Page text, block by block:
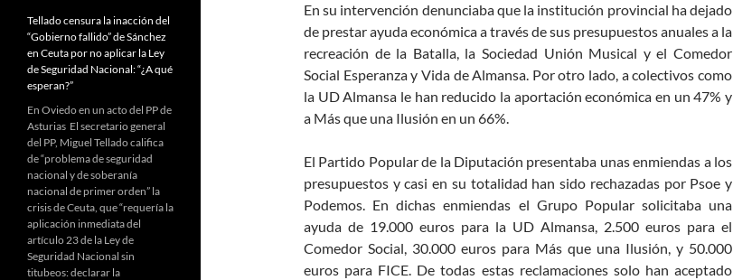
En su intervención denunciaba que la institución provincial ha dejado
de prestar ayuda económica a través de sus presupuestos anuales a la
recreación de la Batalla, la Sociedad Unión Musical y el Comedor
Social Esperanza y Vida de Almansa. Por otro lado, a colectivos como
la UD Almansa le han reducido la aportación económica en un 47% y
a Más que una Ilusión en un 66%.
El Partido Popular de la Diputación presentaba unas enmiendas a los
presupuestos y casi en su totalidad han sido rechazadas por Psoe y
Podemos. En dichas enmiendas el Grupo Popular solicitaba una
ayuda de 19.000 euros para la UD Almansa, 2.500 euros para el
Comedor Social, 30.000 euros para Más que una Ilusión, y 50.000
euros para FICE. De todas estas reclamaciones solo han aceptado
Tellado censura la inacción del
“Gobierno fallido” de Sánchez
en Ceuta por no aplicar la Ley
de Seguridad Nacional: “¿A qué
esperan?”
En Oviedo en un acto del PP de
Asturias El secretario general
del PP, Miguel Tellado califica
de “problema de seguridad
nacional y de soberanía
nacional de primer orden” la
crisis de Ceuta, que “requería la
aplicación inmediata del
artículo 23 de la Ley de
Seguridad Nacional sin
titubeos: declarar la